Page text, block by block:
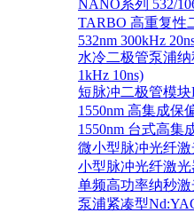
NANO系列 532/
TARBO 高重复性
532nm 300kHz
水冷二极管泵浦纳
1kHz 10ns)
短脉冲二极管模块
1550nm 高集成保
1550nm 台式高集
微小型脉冲光纤激
小型脉冲光纤激光
单频高功率纳秒激
泵浦紧凑型